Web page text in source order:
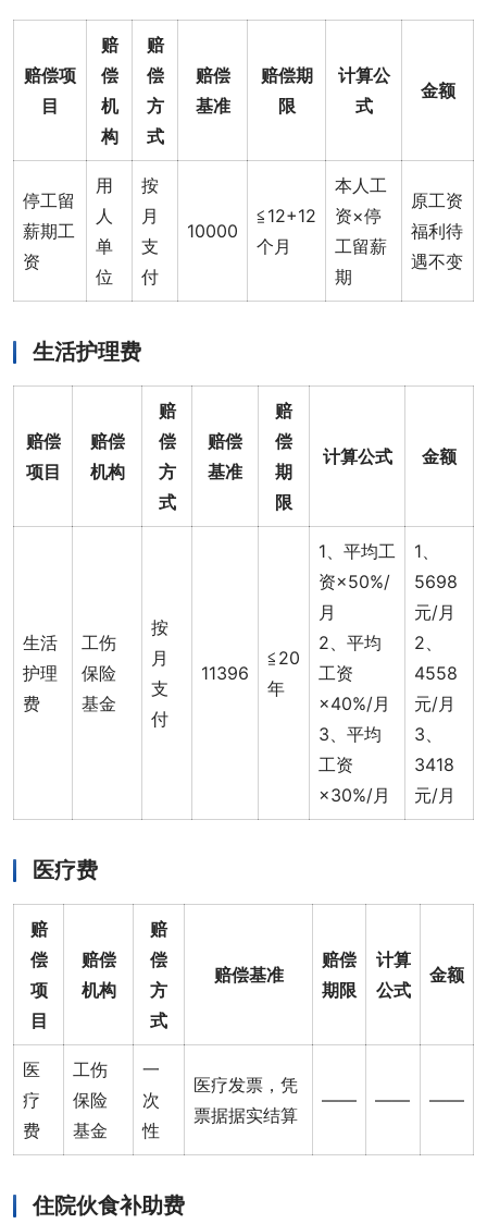
赔偿项
目
赔
偿
机
构
赔
偿
方
式
赔偿
基准
赔偿期
限
计算公
式
金额
停工留
薪期工
资
用
人
单
位
按
月
支
付
10000
≦12+12
个月
本人工
资×停
工留薪
期
原工资
福利待
遇不变
生活护理费
赔偿
项目
赔偿
机构
赔
偿
方
式
赔偿
基准
赔
偿
期
限
计算公式 金额
生活
护理
费
工伤
保险
基金
按
月
支
付
11396
≦20
年
1、平均工
资×50%/
月
2、平均
工资
×40%/月
3、平均
工资
×30%/月
1、
5698
元/月
2、
4558
元/月
3、
3418
元/月
医疗费
赔
偿
项
目
赔偿
机构
赔
偿
方
式
赔偿基准
赔偿
期限
计算
公式
金额
医
疗
费
工伤
保险
基金
一
次
性
医疗发票，凭
票据据实结算
—— —— ——
住院伙食补助费